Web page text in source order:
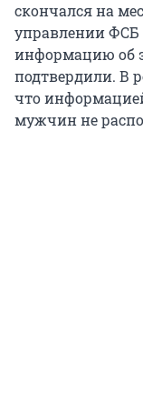
скончался на
управлении ФСБ
информацию об
подтвердили. В
что
мужчин не